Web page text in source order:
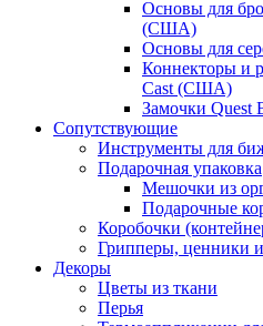
Основы для
(США)
Основы для
Коннекторы и
Cast (США)
Замочки
Сопутствующие
Инструменты для
Подарочная упаковка
Мешочки из
Подарочные
Коробочки
Грипперы, ценники
Декоры
Цветы из ткани
Перья